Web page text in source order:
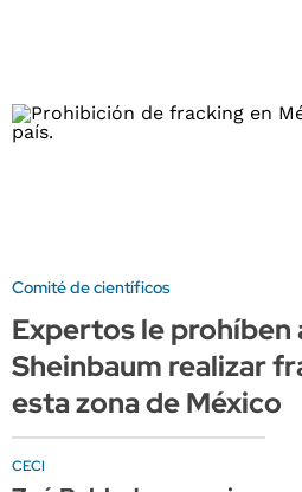
Comité de científicos
Expertos le prohíben
Sheinbaum realizar
esta zona de México
CECI